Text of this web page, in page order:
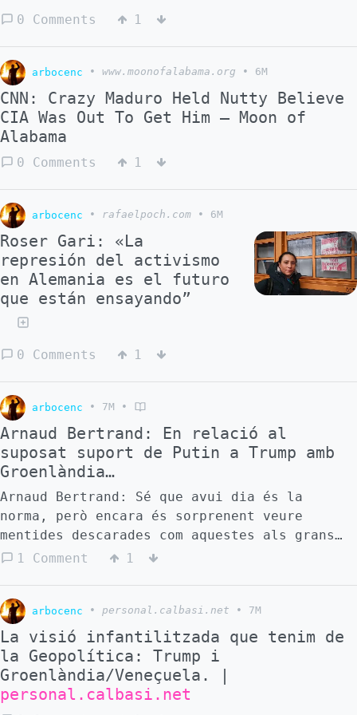
0 Comments 1
arbocenc • www.moonofalabama.org • 6M
CNN: Crazy Maduro Held Nutty Believe
CIA Was Out To Get Him – Moon of
Alabama
0 Comments 1
arbocenc • rafaelpoch.com • 6M
Roser Gari: «La
represión del activismo
en Alemania es el futuro
que están ensayando”
0 Comments 1
arbocenc • 7M •
Arnaud Bertrand: En relació al
suposat suport de Putin a Trump amb
Groenlàndia…
Arnaud Bertrand: Sé que avui dia és la
norma, però encara és sorprenent veure
mentides descarades com aquestes als grans
mitjans de comunicació. Putin no va donar
va qualificar de «preocupant» perquè
demostra que «els països de l'OTAN designen
cada cop més el Gran Nord com a trampolí per
a possibles conflictes». I va afegir que
Rússia havia de «partir de les realitats
actuals i respondre a tot això». Estic fent
1 Comment 1
arbocenc • personal.calbasi.net • 7M
La visió infantilitzada que tenim de
la Geopolítica: Trump i
Groenlàndia/Veneçuela. |
personal.calbasi.net